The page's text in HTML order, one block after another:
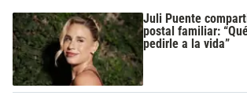
Juli Puente
postal familiar:
pedirle a la vida”